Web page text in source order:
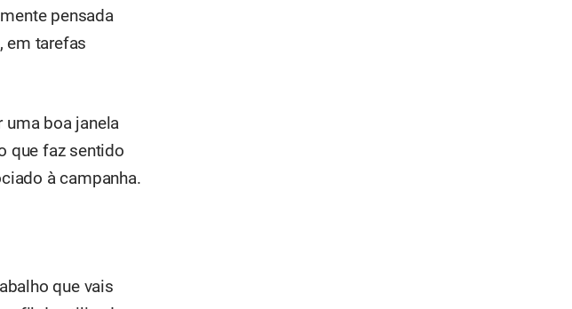
pensada
em tarefas
uma boa janela
que faz sentido
à campanha.
que vais